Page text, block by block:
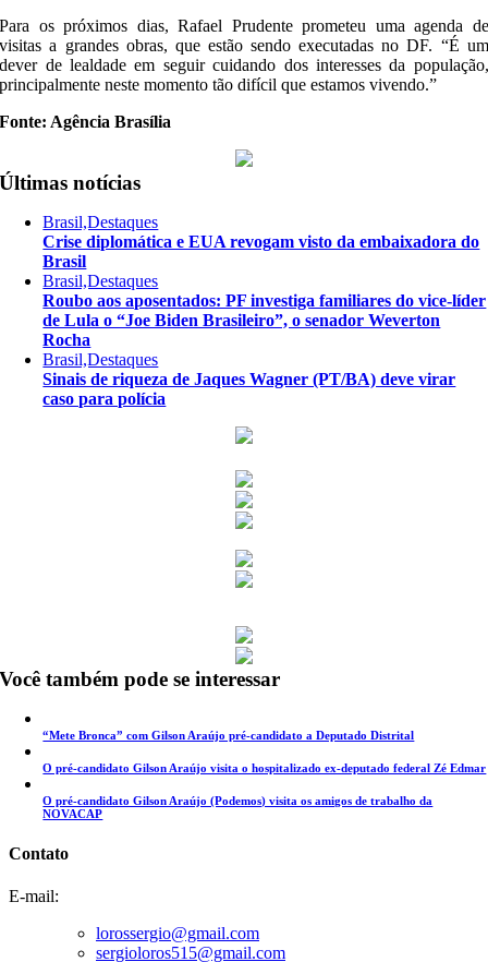
Para os próximos dias, Rafael Prudente prometeu uma agenda de
visitas a grandes obras, que estão sendo executadas no DF. “É um
dever de lealdade em seguir cuidando dos interesses da população,
principalmente neste momento tão difícil que estamos vivendo.”
Fonte: Agência Brasília
Últimas notícias
Brasil,Destaques
Crise diplomática e EUA revogam visto da embaixadora do
Brasil
Brasil,Destaques
Roubo aos aposentados: PF investiga familiares do vice-líder
de Lula o “Joe Biden Brasileiro”, o senador Weverton
Rocha
Brasil,Destaques
Sinais de riqueza de Jaques Wagner (PT/BA) deve virar
caso para polícia
Você também pode se interessar
“Mete Bronca” com Gilson Araújo pré-candidato a Deputado Distrital
O pré-candidato Gilson Araújo visita o hospitalizado ex-deputado federal Zé Edmar
O pré-candidato Gilson Araújo (Podemos) visita os amigos de trabalho da
NOVACAP
Contato
E-mail:
lorossergio@gmail.com
sergioloros515@gmail.com